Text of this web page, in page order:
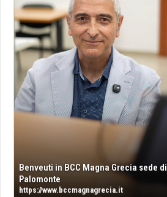
Benveuti in BCC Magna Grecia sede di
Palomonte
https://www.bccmagnagrecia.it